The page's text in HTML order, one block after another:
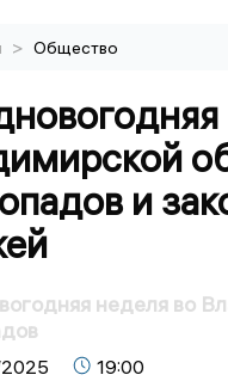
> Общество
и
неделя во
19:00